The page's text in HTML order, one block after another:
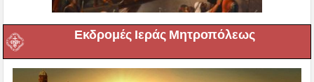
Εκδρομές Ιεράς Μητροπόλεως